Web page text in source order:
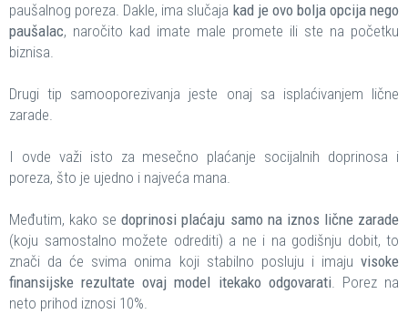
paušalnog poreza. Dakle, ima slučaja kad je ovo bolja opcija nego
paušalac, naročito kad imate male promete ili ste na početku
biznisa.
Drugi tip samooporezivanja jeste onaj sa isplaćivanjem lične
zarade.
I ovde važi isto za mesečno plaćanje socijalnih doprinosa i
poreza, što je ujedno i najveća mana.
Međutim, kako sedoprinosi plaćaju samo na iznos lične zarade
(koju samostalno možete odrediti) a ne i na godišnju dobit, to
znači da će svima onima koji stabilno posluju i imaju visoke
finansijske rezultate ovaj model itekako odgovarati. Porez na
neto prihod iznosi 10%.